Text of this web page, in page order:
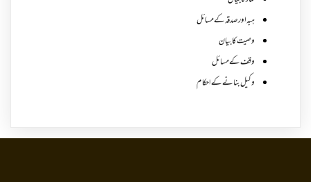
ہبہ اور صدقہ کے مسائل
وصیت کا بیان
وقف کے مسائل
وکیل بنانے کے احکام